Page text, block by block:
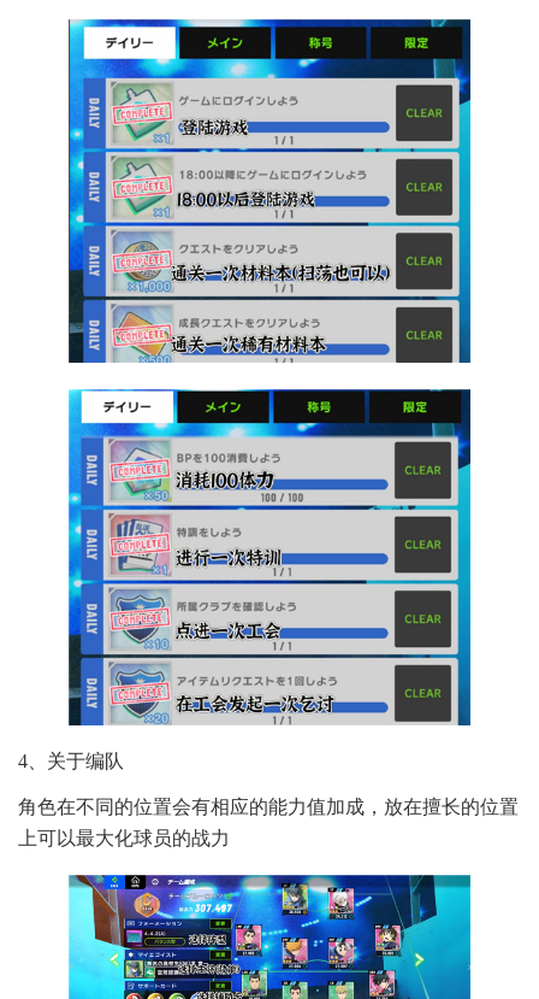
4、关于编队
角色在不同的位置会有相应的能力值加成，放在擅长的位置
上可以最大化球员的战力